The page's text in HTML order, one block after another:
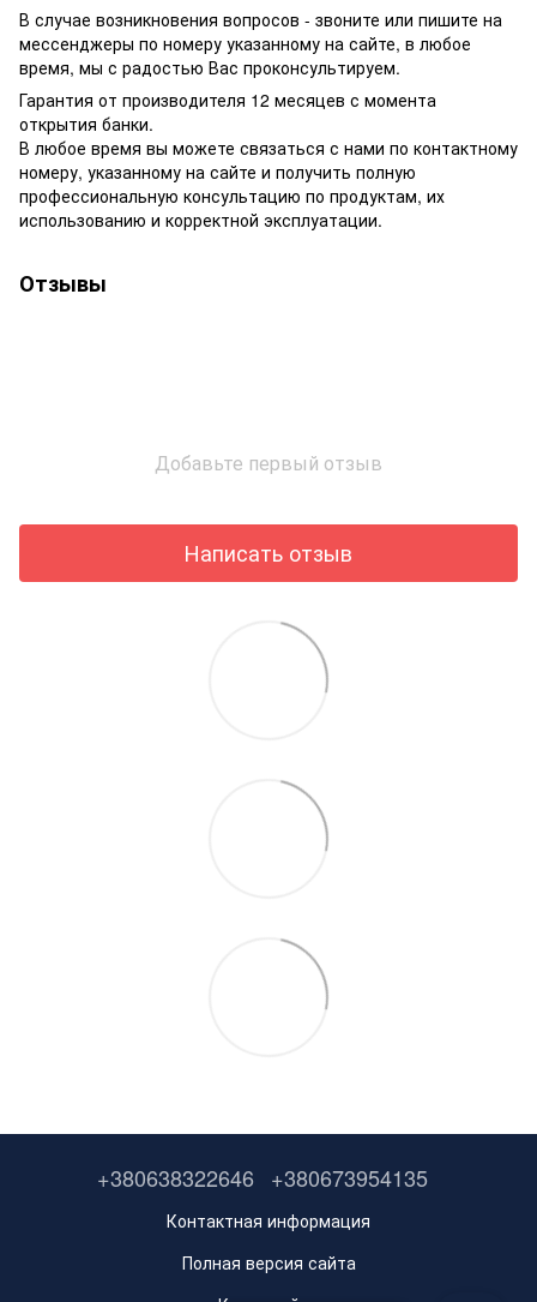
В случае возникновения вопросов - звоните или пишите на
мессенджеры по номеру указанному на сайте, в любое
время, мы с радостью Вас проконсультируем.
Гарантия от производителя 12 месяцев с момента
открытия банки.
В любое время вы можете связаться с нами по контактному
номеру, указанному на сайте и получить полную
профессиональную консультацию по продуктам, их
использованию и корректной эксплуатации.
Отзывы
Добавьте первый отзыв
Написать отзыв
+380638322646 +380673954135
Контактная информация
Полная версия сайта